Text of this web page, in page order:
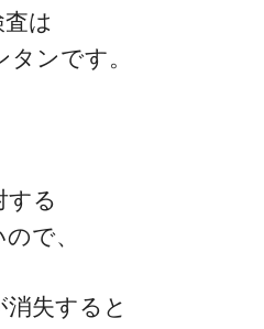
は
ンです。
する
で、
失すると